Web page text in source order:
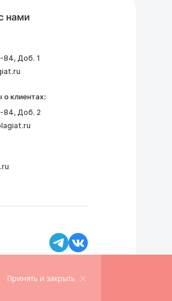
Принять и закрыть
нами
84, Доб. 1
о клиентах:
84, Доб. 2